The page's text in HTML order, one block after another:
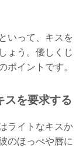
いって、キスを
ょう。優しくじ
イントです。
スを要求する
ライトなキスか
のほっぺや唇に